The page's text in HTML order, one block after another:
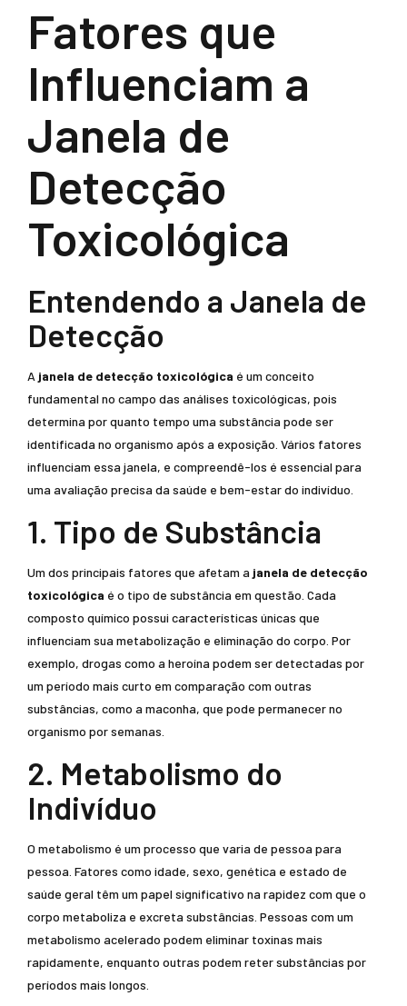
Fatores que
Influenciam a
Janela de
Detecção
Toxicológica
Entendendo a Janela de
Detecção
A janela de detecção toxicológica é um conceito
fundamental no campo das análises toxicológicas, pois
determina por quanto tempo uma substância pode ser
identificada no organismo após a exposição. Vários fatores
influenciam essa janela, e compreendê-los é essencial para
uma avaliação precisa da saúde e bem-estar do indivíduo.
1. Tipo de Substância
Um dos principais fatores que afetam a janela de detecção
toxicológica é o tipo de substância em questão. Cada
composto químico possui características únicas que
influenciam sua metabolização e eliminação do corpo. Por
exemplo, drogas como a heroína podem ser detectadas por
um período mais curto em comparação com outras
substâncias, como a maconha, que pode permanecer no
organismo por semanas.
2. Metabolismo do
Indivíduo
O metabolismo é um processo que varia de pessoa para
pessoa. Fatores como idade, sexo, genética e estado de
saúde geral têm um papel significativo na rapidez com que o
corpo metaboliza e excreta substâncias. Pessoas com um
metabolismo acelerado podem eliminar toxinas mais
rapidamente, enquanto outras podem reter substâncias por
períodos mais longos.